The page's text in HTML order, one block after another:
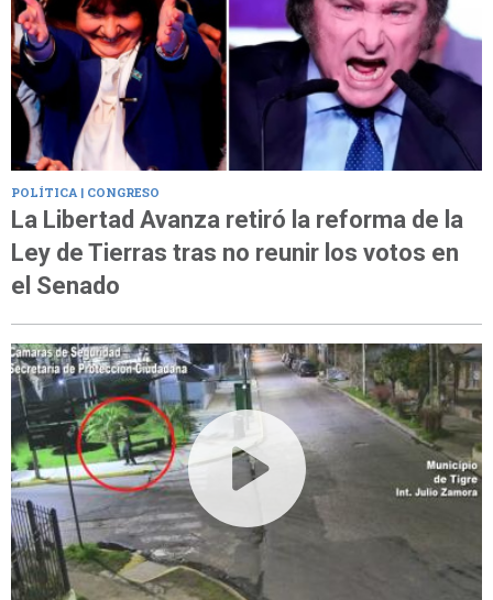
POLÍTICA | CONGRESO
La Libertad Avanza retiró la reforma de la
Ley de Tierras tras no reunir los votos en
el Senado